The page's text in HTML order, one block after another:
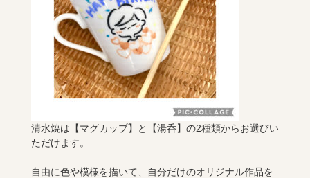
清水焼は【マグカップ】と【湯呑】の2種類からお選びい
ただけます。
自由に色や模様を描いて、自分だけのオリジナル作品を